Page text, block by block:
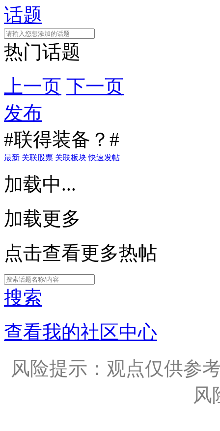
话题
热门话题
上一页 下一页
发布
#联得装备？#
最新 关联股票 关联板块 快速发帖
加载中...
加载更多
点击查看更多热帖
搜索
查看我的社区中心
风险提示：观点仅供参
风